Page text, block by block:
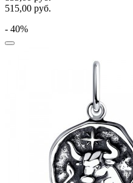
515,00 руб.
- 40%